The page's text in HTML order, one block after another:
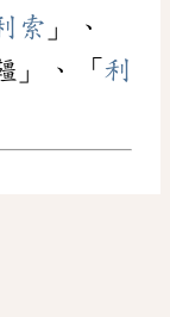
索 」、
」、「 利